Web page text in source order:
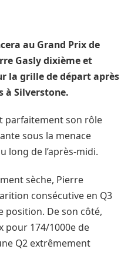
au Grand Prix de
Gasly dixième et
la grille de départ après
à Silverstone.
parfaitement son rôle
sous la menace
long de l’après-midi.
sèche, Pierre
consécutive en Q3
position. De son côté,
pour 174/1000e de
Q2 extrêmement